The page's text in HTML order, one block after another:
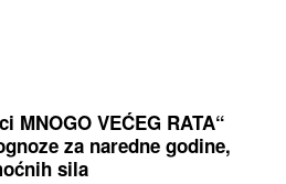
MNOGO VEĆEG RATA“
za naredne godine,
sila